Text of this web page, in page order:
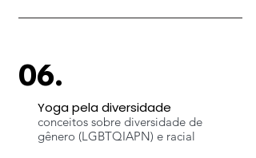
06.
Yoga pela diversidade
conceitos sobre diversidade de
gênero (LGBTQIAPN) e racial